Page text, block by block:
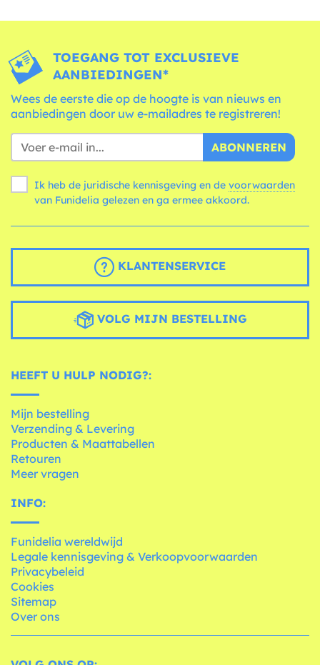
TOEGANG TOT EXCLUSIEVE
AANBIEDINGEN*
Wees de eerste die op de hoogte is van nieuws en
aanbiedingen door uw e-mailadres te registreren!
ABONNEREN
Ik heb de juridische kennisgeving en de voorwaarden
van Funidelia gelezen en ga ermee akkoord.
KLANTENSERVICE
VOLG MIJN BESTELLING
HEEFT U HULP NODIG?:
Mijn bestelling
Verzending & Levering
Producten & Maattabellen
Retouren
Meer vragen
INFO:
Funidelia wereldwijd
Legale kennisgeving & Verkoopvoorwaarden
Privacybeleid
Cookies
Sitemap
Over ons